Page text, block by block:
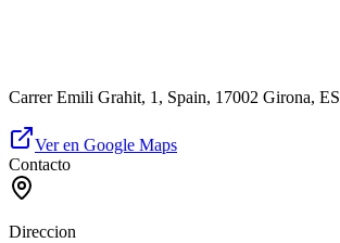
Carrer Emili Grahit, 1, Spain, 17002 Girona, ES
Ver en Google Maps
Contacto
Direccion